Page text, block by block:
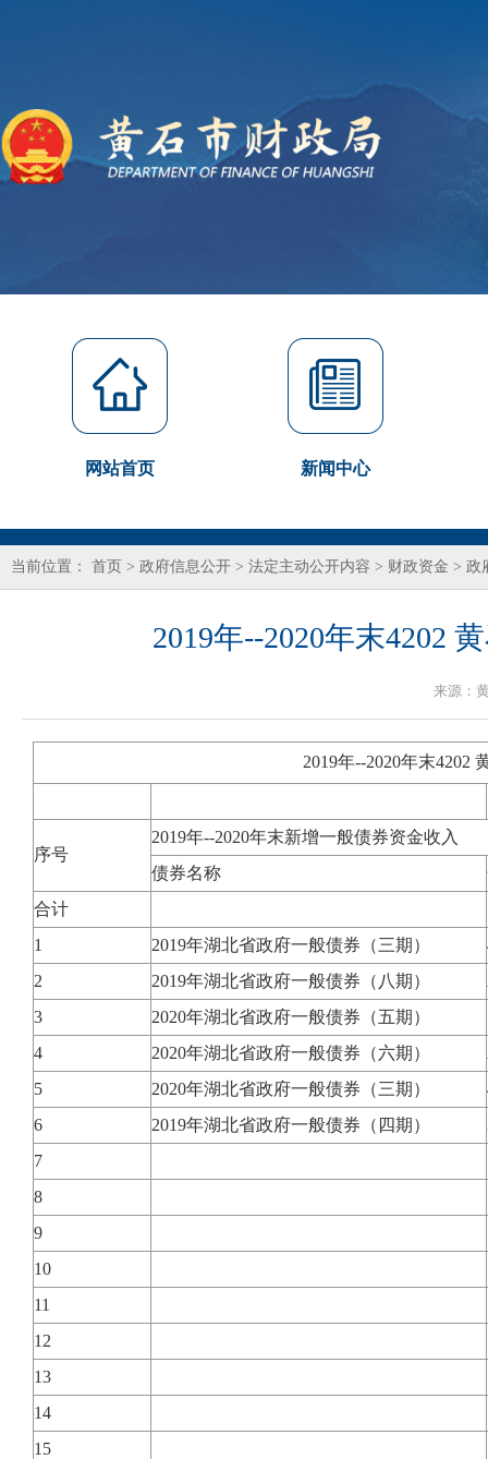
网站首页 新闻中心
当前位置： 首页 > 政府信息公开 > 法定主动公开内容 > 财政资金 > 政
2019年--2020年末4202
来源：
2019年--2020年末4202
序号
2019年--2020年末新增一般债券资金收入
债券名称
合计
1
2019年湖北省政府一般债券（三期）
2
2019年湖北省政府一般债券（八期）
3
2020年湖北省政府一般债券（五期）
4
2020年湖北省政府一般债券（六期）
5
2020年湖北省政府一般债券（三期）
6
2019年湖北省政府一般债券（四期）
7
8
9
10
11
12
13
14
15